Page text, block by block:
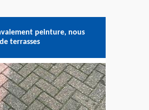
peinture, nous
terrasses